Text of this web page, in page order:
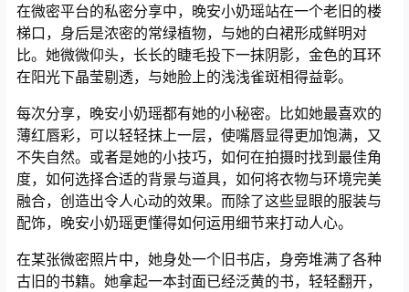
在微密平台的私密分享中，晚安小奶瑶站在一个老旧的楼
梯口，身后是浓密的常绿植物，与她的白裙形成鲜明对
比。她微微仰头，长长的睫毛投下一抹阴影，金色的耳环
在阳光下晶莹剔透，与她脸上的浅浅雀斑相得益彰。
每次分享，晚安小奶瑶都有她的小秘密。比如她最喜欢的
薄红唇彩，可以轻轻抹上一层，使嘴唇显得更加饱满，又
不失自然。或者是她的小技巧，如何在拍摄时找到最佳角
度，如何选择合适的背景与道具，如何将衣物与环境完美
融合，创造出令人心动的效果。而除了这些显眼的服装与
配饰，晚安小奶瑶更懂得如何运用细节来打动人心。
在某张微密照片中，她身处一个旧书店，身旁堆满了各种
古旧的书籍。她拿起一本封面已经泛黄的书，轻轻翻开，